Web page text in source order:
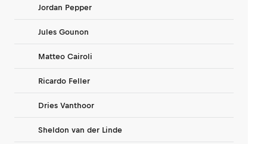
Jordan Pepper
Jules Gounon
Matteo Cairoli
Ricardo Feller
Dries Vanthoor
Sheldon van der Linde